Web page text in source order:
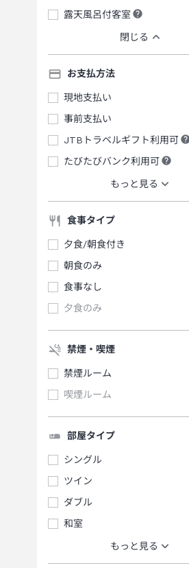
露天風呂付客室
閉じる
お支払方法
現地支払い
事前支払い
JTBトラベルギフト利用可
たびたびバンク利用可
もっと見る
食事タイプ
夕食/朝食付き
朝食のみ
食事なし
夕食のみ
禁煙・喫煙
禁煙ルーム
喫煙ルーム
部屋タイプ
シングル
ツイン
ダブル
和室
もっと見る